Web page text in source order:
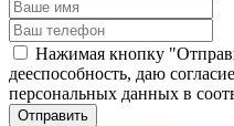
Нажимая кнопку
дееспособность, даю
персональных данных в